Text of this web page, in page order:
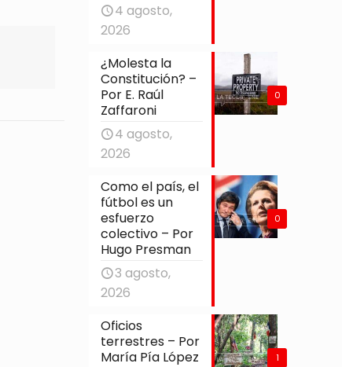
4 agosto,
2026
0
¿Molesta la
Constitución? –
Por E. Raúl
Zaffaroni
4 agosto,
2026
0
Como el país, el
fútbol es un
esfuerzo
colectivo – Por
Hugo Presman
3 agosto,
2026
1
Oficios
terrestres – Por
María Pía López